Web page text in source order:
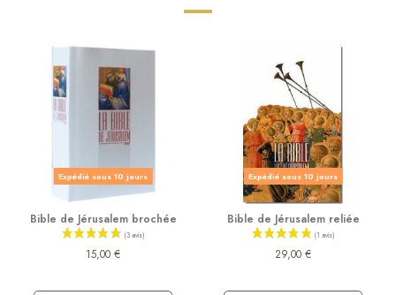
Expédié sous 10 jours
Bible de Jérusalem brochée
15,00 €
Expédié sous 10 jours
Bible de Jérusalem reliée
29,00 €